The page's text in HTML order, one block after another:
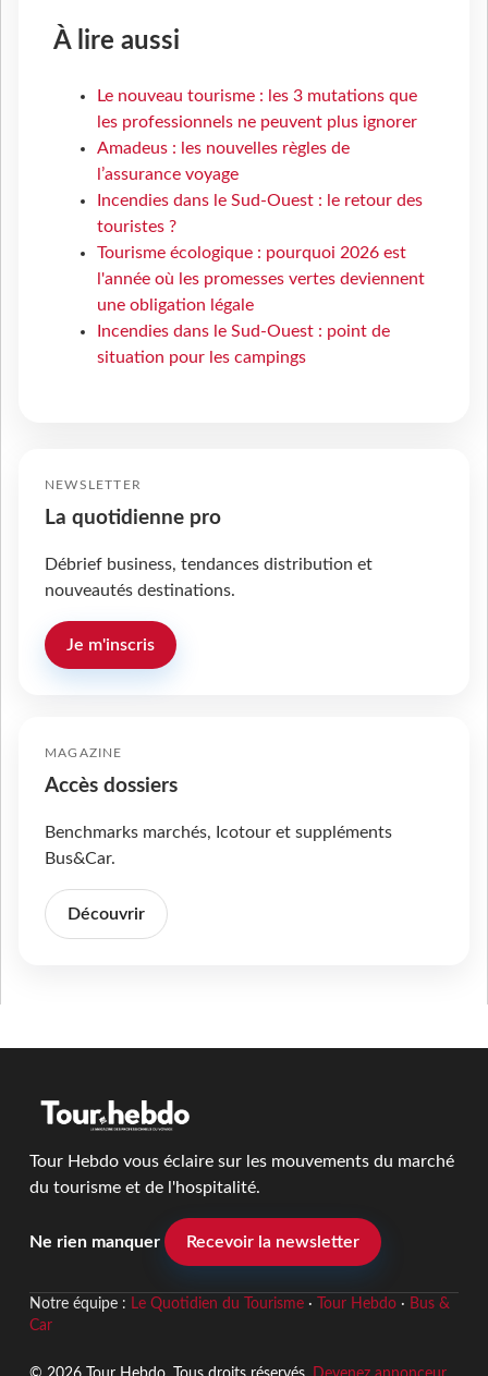
À lire aussi
Le nouveau tourisme : les 3 mutations que
les professionnels ne peuvent plus ignorer
Amadeus : les nouvelles règles de
l’assurance voyage
Incendies dans le Sud-Ouest : le retour des
touristes ?
Tourisme écologique : pourquoi 2026 est
l'année où les promesses vertes deviennent
une obligation légale
Incendies dans le Sud-Ouest : point de
situation pour les campings
NEWSLETTER
La quotidienne pro
Débrief business, tendances distribution et
nouveautés destinations.
Je m'inscris
MAGAZINE
Accès dossiers
Benchmarks marchés, Icotour et suppléments
Bus&Car.
Découvrir
Tour Hebdo vous éclaire sur les mouvements du marché
du tourisme et de l'hospitalité.
Ne rien manquer Recevoir la newsletter
Notre équipe : Le Quotidien du Tourisme· Tour Hebdo· Bus &
Car